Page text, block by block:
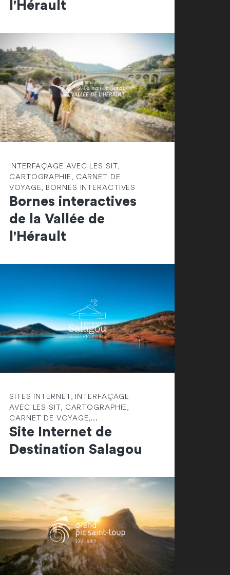
l'Hérault
INTERFAÇAGE AVEC LES SIT,
CARTOGRAPHIE, CARNET DE
VOYAGE, BORNES INTERACTIVES
Bornes interactives
de la Vallée de
l'Hérault
SITES INTERNET, INTERFAÇAGE
AVEC LES SIT, CARTOGRAPHIE,
CARNET DE VOYAGE,...
Site Internet de
Destination Salagou